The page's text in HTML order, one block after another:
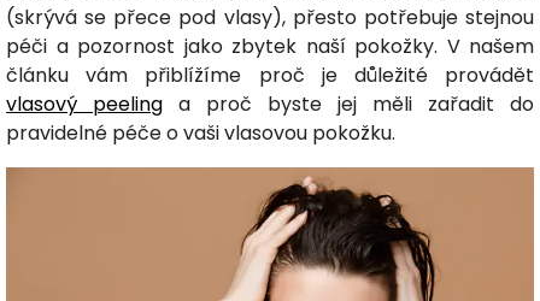
(skrývá se přece pod vlasy), přesto potřebuje stejnou
péči a pozornost jako zbytek naší pokožky. V našem
článku vám přiblížíme proč je důležité provádět
vlasový peeling a proč byste jej měli zařadit do
pravidelné péče o vaši vlasovou pokožku.